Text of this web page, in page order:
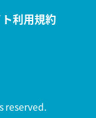
利用規約
reserved.